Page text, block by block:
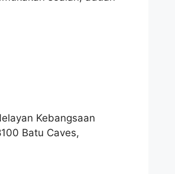
Kebangsaan
Batu Caves,